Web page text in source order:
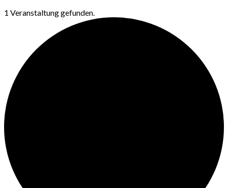
1 Veranstaltung gefunden.